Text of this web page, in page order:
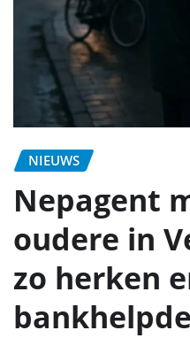
NIEUWS
Nepagent
oudere in
zo herken